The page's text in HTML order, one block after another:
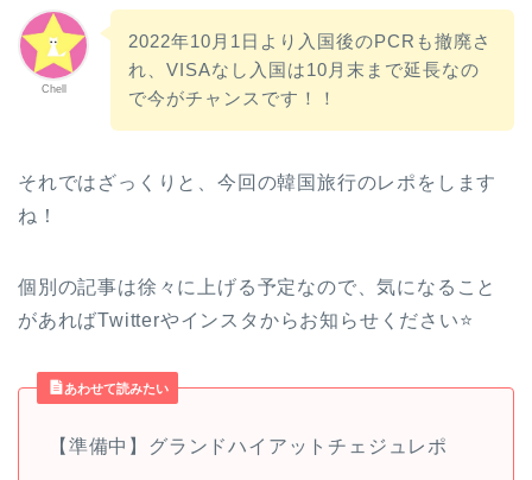
Chell
2022年10月1日より入国後のPCRも撤廃さ
れ、VISAなし入国は10月末まで延長なの
で今がチャンスです！！
それではざっくりと、今回の韓国旅行のレポをします
ね！
個別の記事は徐々に上げる予定なので、気になること
があればTwitterやインスタからお知らせください⭐️
あわせて読みたい
【準備中】グランドハイアットチェジュレポ